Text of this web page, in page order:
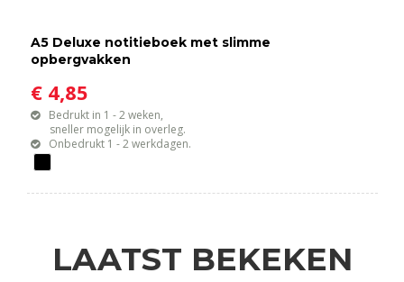
A5 Deluxe notitieboek met slimme
opbergvakken
€ 4,85
Bedrukt in 1 - 2 weken,
sneller mogelijk in overleg.
Onbedrukt 1 - 2 werkdagen.
LAATST BEKEKEN